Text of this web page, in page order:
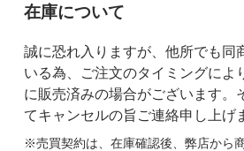
在庫について
誠に恐れ入りますが、他所でも同
いる為、ご注文のタイミングによ
に販売済みの場合がございます。
てキャンセルの旨ご連絡申し上げ
※売買契約は、在庫確認後、弊店から